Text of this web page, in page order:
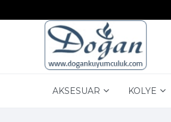
AKSESUAR KOLYE